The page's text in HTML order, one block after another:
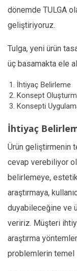
dönemde TULGA
geliştiriyoruz.
Tulga, yeni ürün
üç basamakta ele
İhtiyaç Belirleme
Konsept
Konsepti
İhtiyaç
Ürün geliştirmenin
cevap verebiliyor
belirlemeye,
araştırmaya,
duyabileceğine ve
veririz. Müşteri
araştırma
problemlerin